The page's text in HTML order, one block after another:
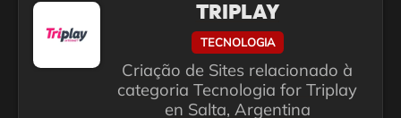
TRIPLAY
TECNOLOGIA
Criação de Sites relacionado à
categoria Tecnologia for Triplay
en Salta, Argentina